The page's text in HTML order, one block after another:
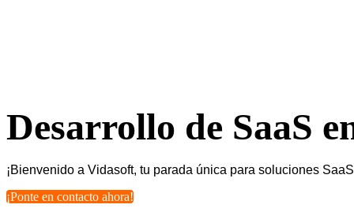
Desarrollo de SaaS
¡Bienvenido a Vidasoft, tu parada única para soluciones
¡Ponte en contacto ahora!